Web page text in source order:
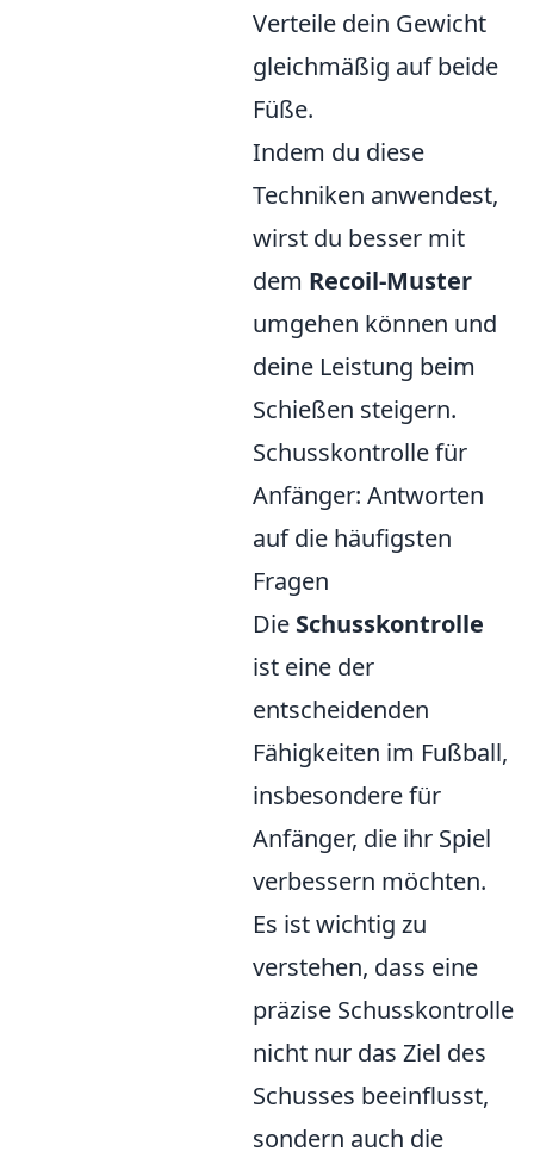
Verteile dein Gewicht
gleichmäßig auf beide
Füße.
Indem du diese
Techniken anwendest,
wirst du besser mit
dem Recoil-Muster
umgehen können und
deine Leistung beim
Schießen steigern.
Schusskontrolle für
Anfänger: Antworten
auf die häufigsten
Fragen
Die Schusskontrolle
ist eine der
entscheidenden
Fähigkeiten im Fußball,
insbesondere für
Anfänger, die ihr Spiel
verbessern möchten.
Es ist wichtig zu
verstehen, dass eine
präzise Schusskontrolle
nicht nur das Ziel des
Schusses beeinflusst,
sondern auch die